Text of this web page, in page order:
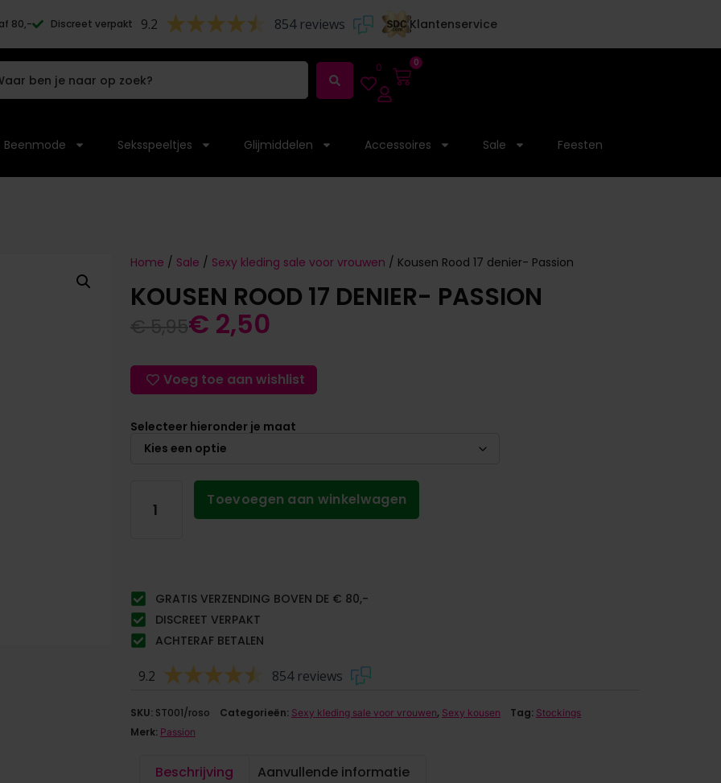
80,- Discreet verpakt 9.2 854 reviews Klantenservice
0 0
Beenmode Seksspeeltjes Glijmiddelen Accessoires Sale Feesten
Home / Sale / Sexy kleding sale voor vrouwen / Kousen Rood 17 denier- Passion
KOUSEN ROOD 17 DENIER- PASSION
€ 2,50
Voeg toe aan wishlist
Selecteer hieronder je maat
Toevoegen aan winkelwagen
GRATIS VERZENDING BOVEN DE € 80,-
DISCREET VERPAKT
ACHTERAF BETALEN
9.2 854 reviews
SKU: ST001/roso Categorieën: Sexy kleding sale voor vrouwen, Sexy kousen Tag: Stockings
Merk: Passion
Beschrijving Aanvullende informatie